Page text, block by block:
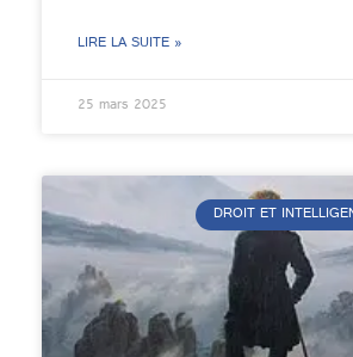
LIRE LA SUITE »
25 mars 2025
DROIT ET